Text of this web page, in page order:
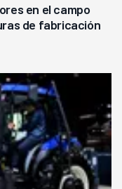
en el campo
de fabricación